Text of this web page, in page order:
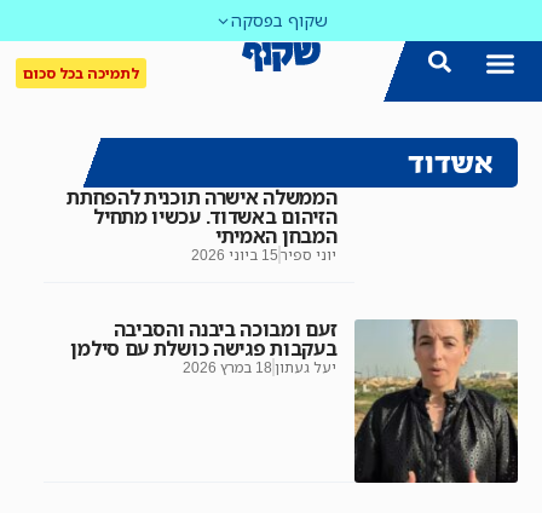
שקוף בפסקה
לתמיכה בכל סכום
אשדוד
הממשלה אישרה תוכנית להפחתת
הזיהום באשדוד. עכשיו מתחיל
המבחן האמיתי
יוני ספיר15 ביוני 2026
זעם ומבוכה ביבנה והסביבה
בעקבות פגישה כושלת עם סילמן
יעל געתון 18 במרץ 2026